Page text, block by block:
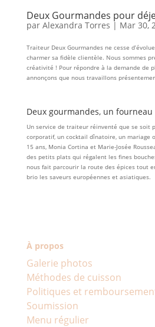
Deux Gourmandes pour
par Alexandra Torres | Mar 30,
Traiteur Deux Gourmandes ne cesse
charmer sa fidèle clientèle. Nous sommes
créativité ! Pour répondre à la demande de
annonçons que nous travaillons
Deux gourmandes, un fourneau
Un service de traiteur réinventé que se soit
corporatif, un cocktail dînatoire, un mariage
15 ans, Monia Cortina et Marie-Josée
des petits plats qui régalent les fines
nous fait parcourir la route des épices tout
brio les saveurs européennes et asiatiques.
À propos
Galerie photos
Méthodes de cuisson
Politiques et
Soumission
Menu régulier